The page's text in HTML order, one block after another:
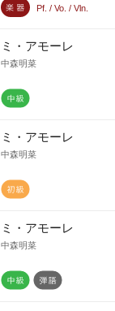
Pf. / Vo. / Vln.
ミ・アモーレ
中森明菜
ミ・アモーレ
中森明菜
ミ・アモーレ
中森明菜